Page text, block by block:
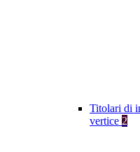
Titolari di
vertice 2